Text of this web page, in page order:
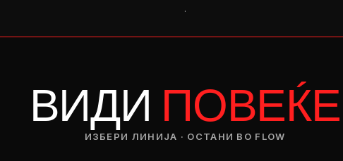
.
ВИДИ ПОВЕЌЕ
ИЗБЕРИ ЛИНИЈА · ОСТАНИ ВО FLOW
— ден